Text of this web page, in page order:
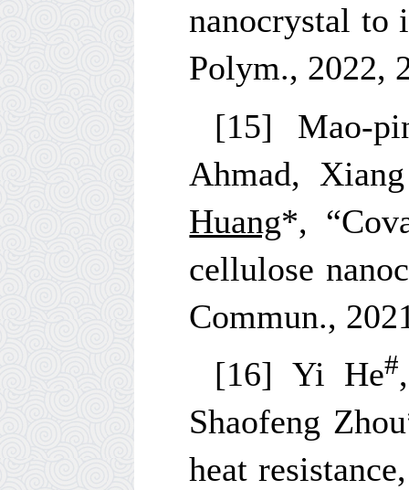
nanocrystal to
Polym., 2022,
[15] Mao-
Ahmad,
Huang*,
cellulose
Commun.,
[16] Yi He#
Shaofeng Zhou
heat